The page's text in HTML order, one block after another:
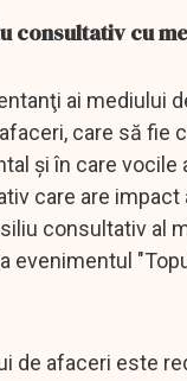
consultativ cu
ai mediului
care să fie
şi în care vocile
care are impact
consultativ al
evenimentul
de afaceri este